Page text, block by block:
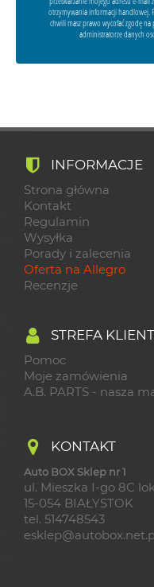
otrzymywania informacji handlowej.
chwili masz prawo wycofać zgodę
administratorze danych
INFORMACJE
Strona główna
Kontakt
Regulamin
Wysyłka
Porady i zalecenia
Oferta na Allegro
Recenzje
STREFA
Pomoc
Moje zamówienia
A.B. PARTS - nasza
KONTAKT
Auto BOX Sklep nr 1
ul. Mieszka I-go 8C
15-054 BIAŁYSTOK
tel. 514748543